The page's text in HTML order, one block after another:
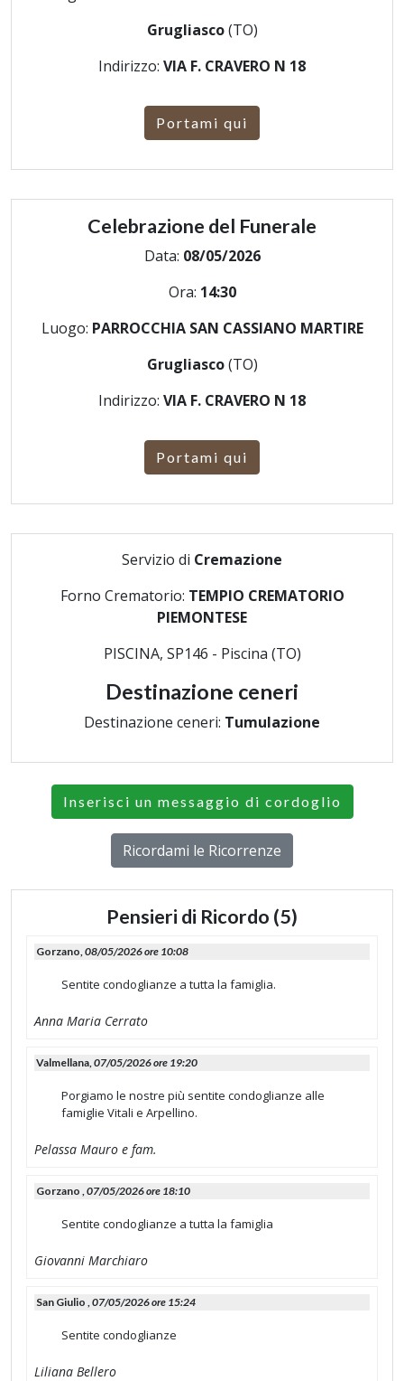
Grugliasco(TO)
Indirizzo: VIA F. CRAVERO N 18
Portami qui
Celebrazione del Funerale
Data: 08/05/2026
Ora: 14:30
Luogo: PARROCCHIA SAN CASSIANO MARTIRE
Grugliasco(TO)
Indirizzo: VIA F. CRAVERO N 18
Portami qui
Servizio di Cremazione
Forno Crematorio: TEMPIO CREMATORIO
PIEMONTESE
PISCINA, SP146 - Piscina (TO)
Destinazione ceneri
Destinazione ceneri: Tumulazione
Inserisci un messaggio di cordoglio
Ricordami le Ricorrenze
Pensieri di Ricordo (5)
Gorzano,08/05/2026 ore 10:08
Sentite condoglianze a tutta la famiglia.
Anna Maria Cerrato
Valmellana,07/05/2026 ore 19:20
Porgiamo le nostre più sentite condoglianze alle
famiglie Vitali e Arpellino.
Pelassa Mauro e fam.
Gorzano ,07/05/2026 ore 18:10
Sentite condoglianze a tutta la famiglia
Giovanni Marchiaro
San Giulio ,07/05/2026 ore 15:24
Sentite condoglianze
Liliana Bellero